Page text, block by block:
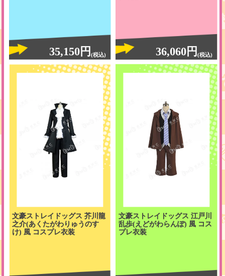
35,150円(税込) 36,060円(税込)
文豪ストレイドッグス 芥川龍
之介(あくたがわりゅうのす
け) 風 コスプレ衣装
文豪ストレイドッグス 江戸川
乱歩(えどがわらんぽ) 風 コス
プレ衣装